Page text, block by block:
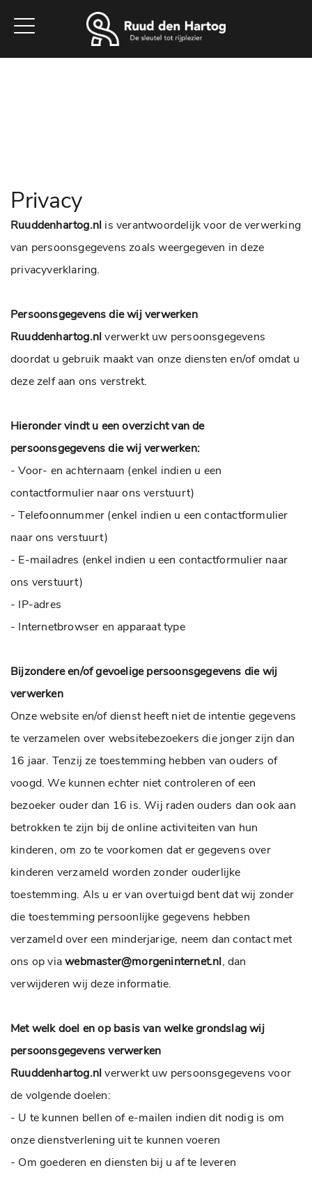
Privacy
Ruuddenhartog.nl is verantwoordelijk voor de verwerking
van persoonsgegevens zoals weergegeven in deze
privacyverklaring.
Persoonsgegevens die wij verwerken
Ruuddenhartog.nlverwerkt uw persoonsgegevens
doordat u gebruik maakt van onze diensten en/of omdat u
deze zelf aan ons verstrekt.
Hieronder vindt u een overzicht van de
persoonsgegevens die wij verwerken:
- Voor- en achternaam (enkel indien u een
contactformulier naar ons verstuurt)
- Telefoonnummer (enkel indien u een contactformulier
naar ons verstuurt)
- E-mailadres (enkel indien u een contactformulier naar
ons verstuurt)
- IP-adres
- Internetbrowser en apparaat type
Bijzondere en/of gevoelige persoonsgegevens die wij
verwerken
Onze website en/of dienst heeft niet de intentie gegevens
te verzamelen over websitebezoekers die jonger zijn dan
16 jaar. Tenzij ze toestemming hebben van ouders of
voogd. We kunnen echter niet controleren of een
bezoeker ouder dan 16 is. Wij raden ouders dan ook aan
betrokken te zijn bij de online activiteiten van hun
kinderen, om zo te voorkomen dat er gegevens over
kinderen verzameld worden zonder ouderlijke
toestemming. Als u er van overtuigd bent dat wij zonder
die toestemming persoonlijke gegevens hebben
verzameld over een minderjarige, neem dan contact met
ons op viawebmaster@morgeninternet.nl, dan
verwijderen wij deze informatie.
Met welk doel en op basis van welke grondslag wij
persoonsgegevens verwerken
Ruuddenhartog.nlverwerkt uw persoonsgegevens voor
de volgende doelen:
- U te kunnen bellen of e-mailen indien dit nodig is om
onze dienstverlening uit te kunnen voeren
- Om goederen en diensten bij u af te leveren